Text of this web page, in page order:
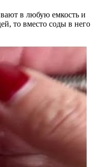
в любую емкость и
то вместо соды в него